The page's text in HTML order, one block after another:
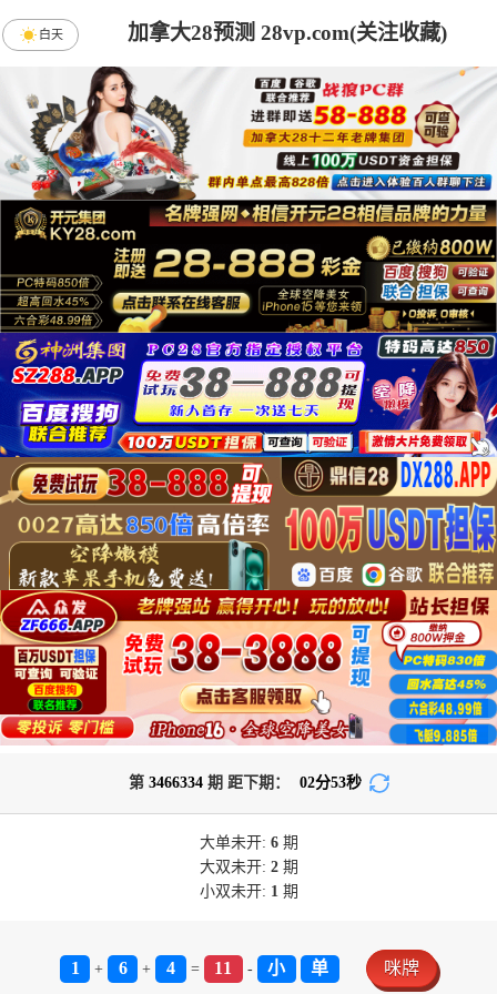
加拿大28预测 28vp.com(关注收藏)
白天
第 3466334期 距下期： 02分53秒
大单未开: 6期
大双未开: 2期
小双未开: 1 期
1 + 6 + 4 = 11 - 小 单 咪牌